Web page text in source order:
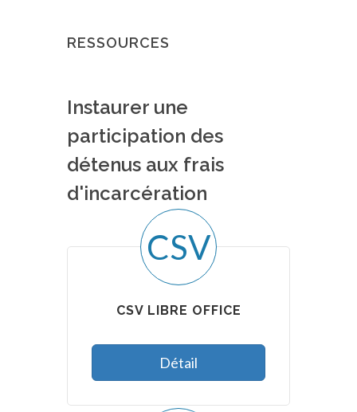
RESSOURCES
Instaurer une
participation des
détenus aux frais
d'incarcération
CSV
CSV LIBRE OFFICE
Détail